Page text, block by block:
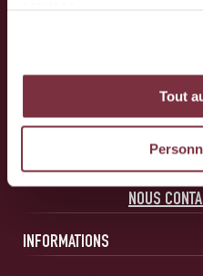
Tout
Servette
10 Route
1212
NOUS
INFORMATIONS